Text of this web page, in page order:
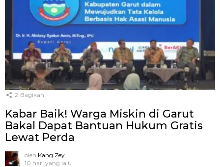
2 Bagikan
Kabar Baik! Warga Miskin di Garut
Bakal Dapat Bantuan Hukum Gratis
Lewat Perda
oleh Kang Zey
10 hari yang lalu